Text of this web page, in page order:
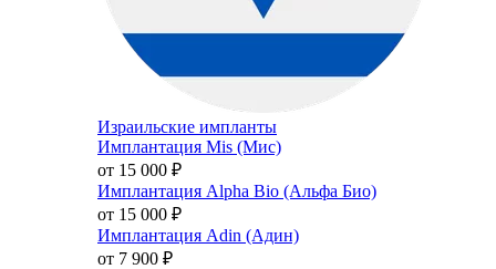
Израильские импланты
Имплантация Mis (Мис)
от 15 000 ₽
Имплантация Alpha Bio (Альфа Био)
от 15 000 ₽
Имплантация Adin (Адин)
от 7 900 ₽